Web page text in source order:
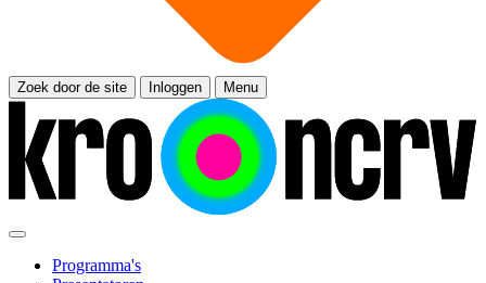
Zoek door de site Inloggen Menu
Programma's